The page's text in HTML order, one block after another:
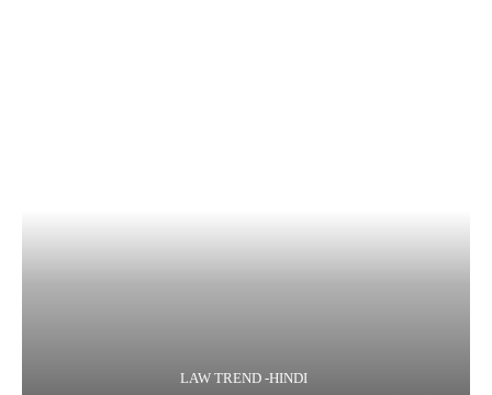
LAW TREND -HINDI